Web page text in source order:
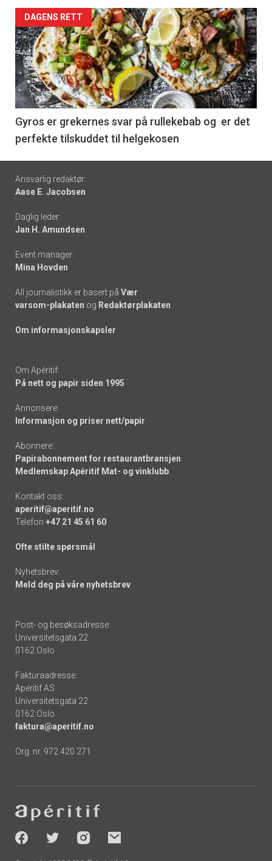
Forsiden
akkurat
nå
-
6
DAGENS RETT
Gyros er grekernes svar på rullekebab og er det
perfekte tilskuddet til helgekosen
Footer
-
links
Ansvarlig redaktør:
Aase E. Jacobsen
Daglig leder:
Jan H. Amundsen
Event manager:
Mina Hovden
All journalistikk er basert på Vær
varsom-plakaten og Redaktørplakaten
Om informasjonskapsler
Om Apéritif:
På nett og papir siden 1995
Annonsere:
Informasjon og priser nett/papir
Abonnere:
Papirabonnement for restaurantbransjen
Medlemskap Apéritif Mat- og vinklubb
Kontakt oss:
aperitif@aperitif.no
Telefon +47 21 45 61 60
Ofte stilte spørsmål
Nyhetsbrev:
Meld deg på våre nyhetsbrev
Post- og besøksadresse:
Universitetsgata 22
0162 Oslo
Fakturaadresse:
Apéritif AS
Universitetsgata 22
0162 Oslo
faktura@aperitif.no
Org. nr. 972 420 271
-
socials